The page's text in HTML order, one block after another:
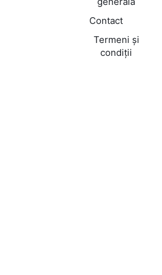
Contact
Termeni și
condiții